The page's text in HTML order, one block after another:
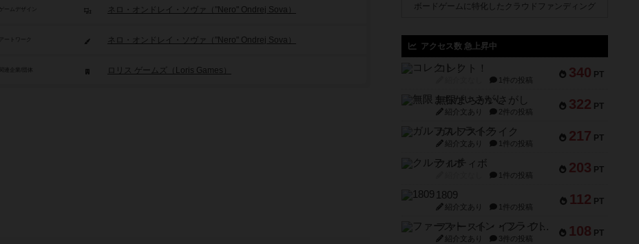
ゲームデザイン ネロ・オンドレイ・ソヴァ（"Nero" Ondrej Sova）
アートワーク ネロ・オンドレイ・ソヴァ（"Nero" Ondrej Sova）
ロリス ゲームズ（Loris Games）
ボードゲームに特化したクラウドファンディング
アクセス数 急上昇中
340 PT
コレクト！
1件の投稿
322 PT
無限まちがいさがし
紹介文あり 2件の投稿
217 PT
ガルフストライク
紹介文あり 1件の投稿
203 PT
クルティボ
1件の投稿
112 PT
1809
紹介文あり 1件の投稿
108 PT
ファースト・イン・フライト
紹介文あり 3件の投稿